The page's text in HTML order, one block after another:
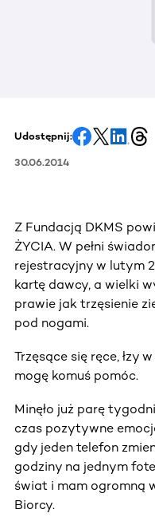
Udostępnij:
30.06.2014
Z Fundacją DKMS
ŻYCIA. W pełni
rejestracyjny w lutym
kartę dawcy, a wielki
prawie jak trzęsienie
pod nogami.
Trzęsące się ręce, łzy
mogę komuś pomóc.
Minęło już parę
czas pozytywne
gdy jeden telefon
godziny na jednym
świat i mam ogromną
Biorcy.